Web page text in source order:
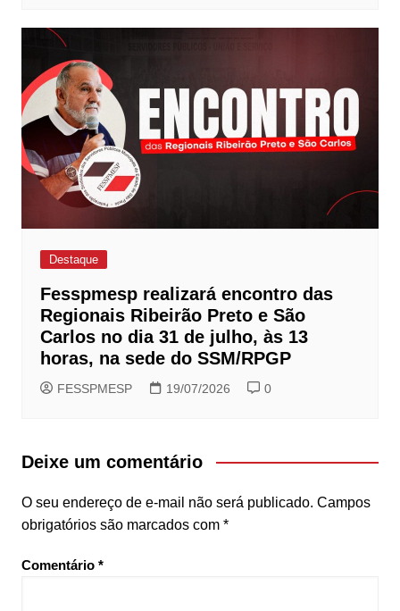
Destaque
Fesspmesp realizará encontro das
Regionais Ribeirão Preto e São
Carlos no dia 31 de julho, às 13
horas, na sede do SSM/RPGP
FESSPMESP 19/07/2026 0
Deixe um comentário
O seu endereço de e-mail não será publicado. Campos
obrigatórios são marcados com *
Comentário *